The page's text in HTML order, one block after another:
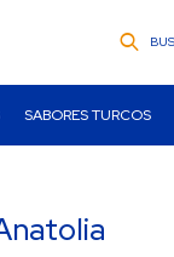
SABORES TURCOS